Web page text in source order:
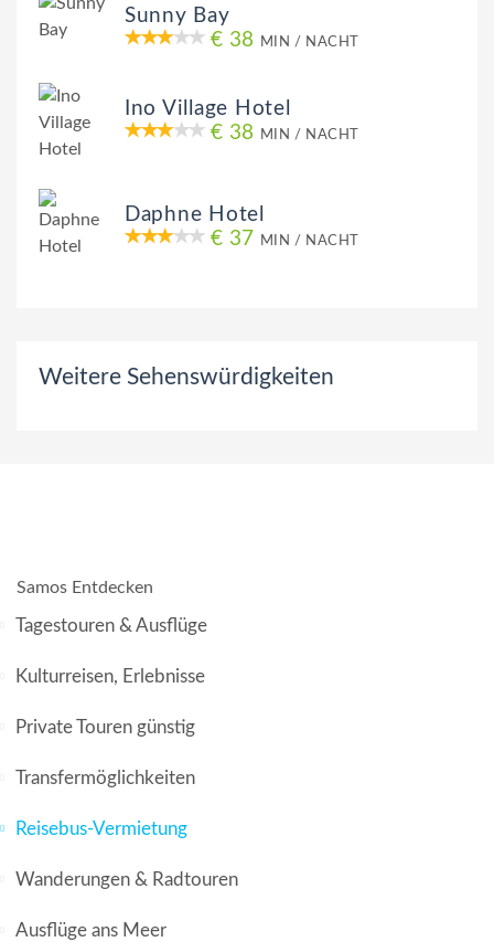
Sunny Bay
€ 38
MIN / NACHT
Ino Village Hotel
€ 38
MIN / NACHT
Daphne Hotel
€ 37
MIN / NACHT
Weitere Sehenswürdigkeiten
Samos Entdecken
Tagestouren & Ausflüge
Kulturreisen, Erlebnisse
Private Touren günstig
Transfermöglichkeiten
Reisebus-Vermietung
Wanderungen & Radtouren
Ausflüge ans Meer